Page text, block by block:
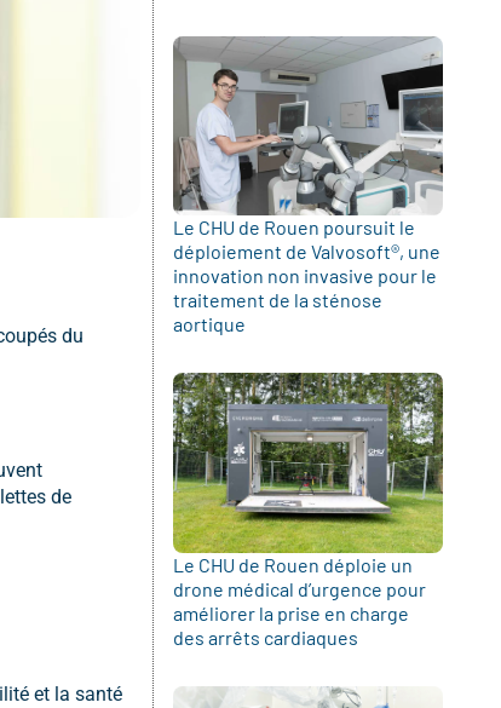
du
de
et la santé
Le CHU de Rouen poursuit le
déploiement de Valvosoft®, une
innovation non invasive pour le
traitement de la sténose
aortique
Le CHU de Rouen déploie un
drone médical d’urgence pour
améliorer la prise en charge
des arrêts cardiaques